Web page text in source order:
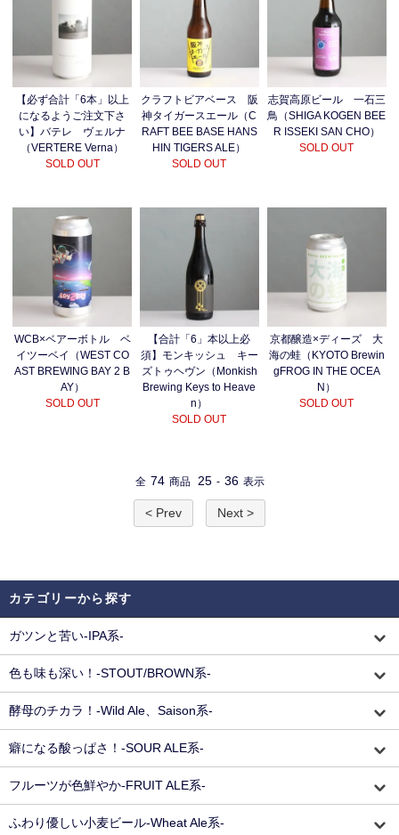
【必ず合計「6本」以上
になるようご注文下さ
い】バテレ ヴェルナ
（VERTERE Verna）
SOLD OUT
クラフトビアベース 阪
神タイガースエール（C
RAFT BEE BASE HANS
HIN TIGERS ALE）
SOLD OUT
志賀高原ビール 一石三
鳥（SHIGA KOGEN BEE
R ISSEKI SAN CHO）
SOLD OUT
WCB×ベアーボトル ベ
イツーベイ（WEST CO
AST BREWING BAY 2 B
AY）
SOLD OUT
【合計「6」本以上必
須】モンキッシュ キー
ズトゥヘヴン（Monkish
Brewing Keys to Heave
n）
SOLD OUT
京都醸造×ディーズ 大
海の蛙（KYOTO Brewin
gFROG IN THE OCEA
N）
SOLD OUT
全 74 商品 25 - 36 表示
< Prev Next >
カテゴリーから探す
ガツンと苦い-IPA系-
色も味も深い！-STOUT/BROWN系-
酵母のチカラ！-Wild Ale、Saison系-
癖になる酸っぱさ！-SOUR ALE系-
フルーツが色鮮やか-FRUIT ALE系-
ふわり優しい小麦ビール-Wheat Ale系-